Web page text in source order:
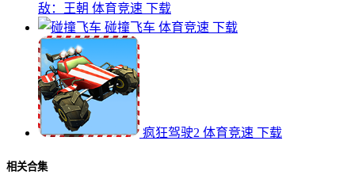
敌：王朝 体育竞速 下载
碰撞飞车 体育竞速 下载
疯狂驾驶2 体育竞速 下载
相关合集